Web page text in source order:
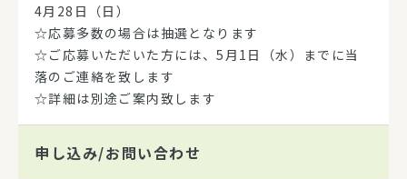
4月28日（日）
☆応募多数の場合は抽選となります
☆ご応募いただいた方には、5月1日（水）までに当
落のご連絡を致します
☆詳細は別途ご案内致します
申し込み/お問い合わせ